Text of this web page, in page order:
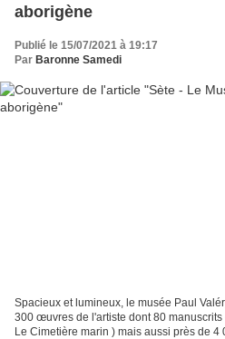
aborigène
Publié le 15/07/2021 à 19:17
Par Baronne Samedi
Spacieux et lumineux, le musée Paul
300 œuvres de l'artiste dont 80
Le Cimetière marin ) mais aussi près de 4